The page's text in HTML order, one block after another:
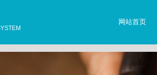
网站首页